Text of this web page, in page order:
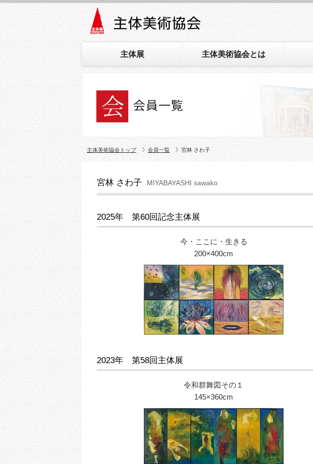
主体展 主体美術協会とは
主体美術協会トップ 会員一覧 宮林 さわ子
宮林 さわ子 MIYABAYASHI sawako
2025年 第60回記念主体展
今・ここに・生きる
200×400cm
2023年 第58回主体展
令和群舞図その１
145×360cm